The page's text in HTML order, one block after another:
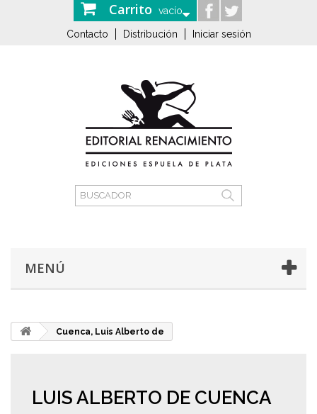
Carrito vacío
Contacto Distribución Iniciar sesión
MENÚ
Cuenca, Luis Alberto de
LUIS ALBERTO DE CUENCA